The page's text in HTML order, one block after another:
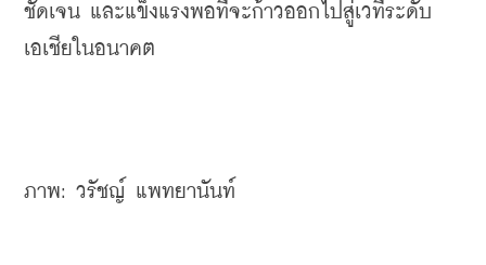
ชัดเจน และแข็งแรงพอที่จะก้าวออกไปสู่เวทีระดับ
เอเชียในอนาคต
ภาพ: วรัชญ์ แพทยานันท์